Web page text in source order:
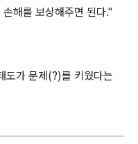
해를 보상해주면 된다."
도가 문제(?)를 키웠다는